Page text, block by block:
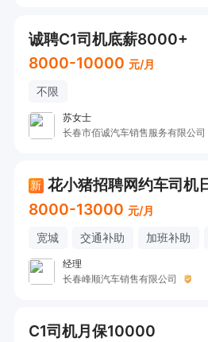
诚聘C1司机底薪8000+
8000-10000 元/月
不限
苏女士
长春市佰诚汽车销售服务有限公司
新 花小猪招聘网约车司机
8000-13000 元/月
宽城 交通补助 加班补助
经理
长春峰顺汽车销售有限公司
C1司机月保10000